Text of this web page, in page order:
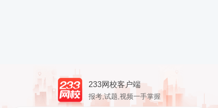
233网校客户端
报考,试题,视频一手掌握